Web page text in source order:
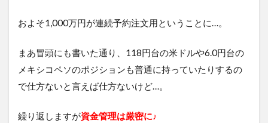
およそ1,000万円が連続予約注文用ということに…。
まあ冒頭にも書いた通り、118円台の米ドルや6.0円台の
メキシコペソのポジションも普通に持っていたりするの
で仕方ないと言えば仕方ないけど…。
繰り返しますが資金管理は厳密に♪